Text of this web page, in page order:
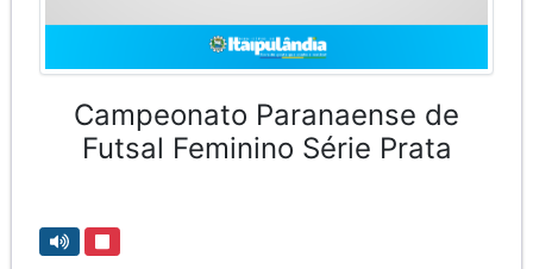
Campeonato Paranaense de
Futsal Feminino Série Prata